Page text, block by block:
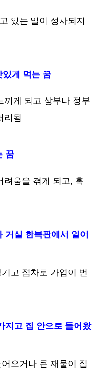
있는 일이 성사되지
게 먹는 꿈
끼게 되고 상부나 정부
리됨
꿈
려움을 겪게 되고, 혹
거실 한복판에서 일어
고 점차로 가업이 번
지고 집 안으로 들어왔
오거나 큰 재물이 집